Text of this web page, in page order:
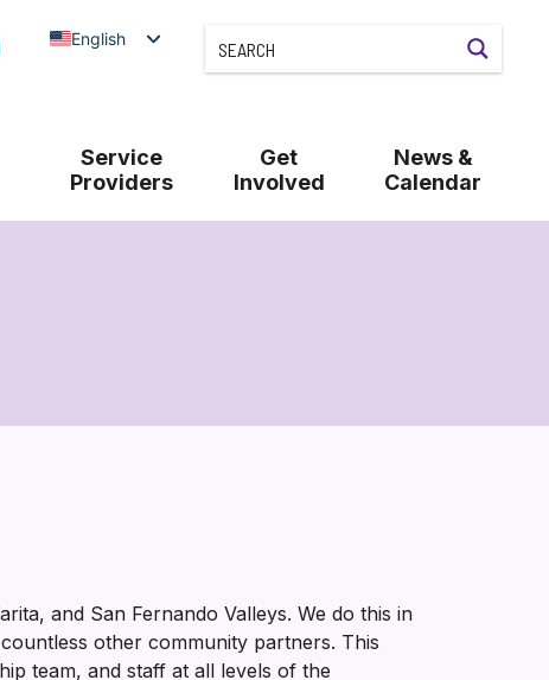
English
Service
Providers
Get
Involved
News &
Calendar
and San Fernando Valleys. We do this in
other community partners. This
team, and staff at all levels of the